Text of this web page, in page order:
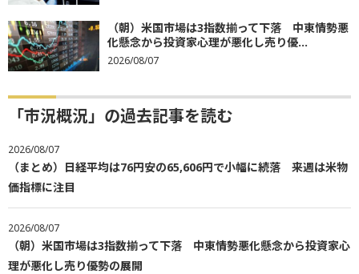
（朝）米国市場は3指数揃って下落 中東情勢悪
化懸念から投資家心理が悪化し売り優...
2026/08/07
「市況概況」の過去記事を読む
2026/08/07
（まとめ）日経平均は76円安の65,606円で小幅に続落 来週は米物
価指標に注目
2026/08/07
（朝）米国市場は3指数揃って下落 中東情勢悪化懸念から投資家心
理が悪化し売り優勢の展開